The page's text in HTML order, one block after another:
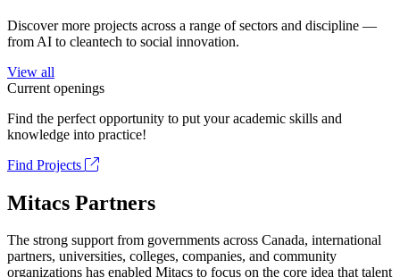
Discover more projects across a range of sectors and discipline —
from AI to cleantech to social innovation.
View all
Current openings
Find the perfect opportunity to put your academic skills and
knowledge into practice!
Find Projects
Mitacs Partners
The strong support from governments across Canada, international
partners, universities, colleges, companies, and community
organizations has enabled Mitacs to focus on the core idea that talent